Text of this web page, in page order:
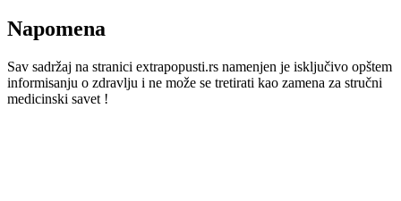
Napomena
Sav sadržaj na stranici extrapopusti.rs namenjen je isključivo opštem
informisanju o zdravlju i ne može se tretirati kao zamena za stručni
medicinski savet !